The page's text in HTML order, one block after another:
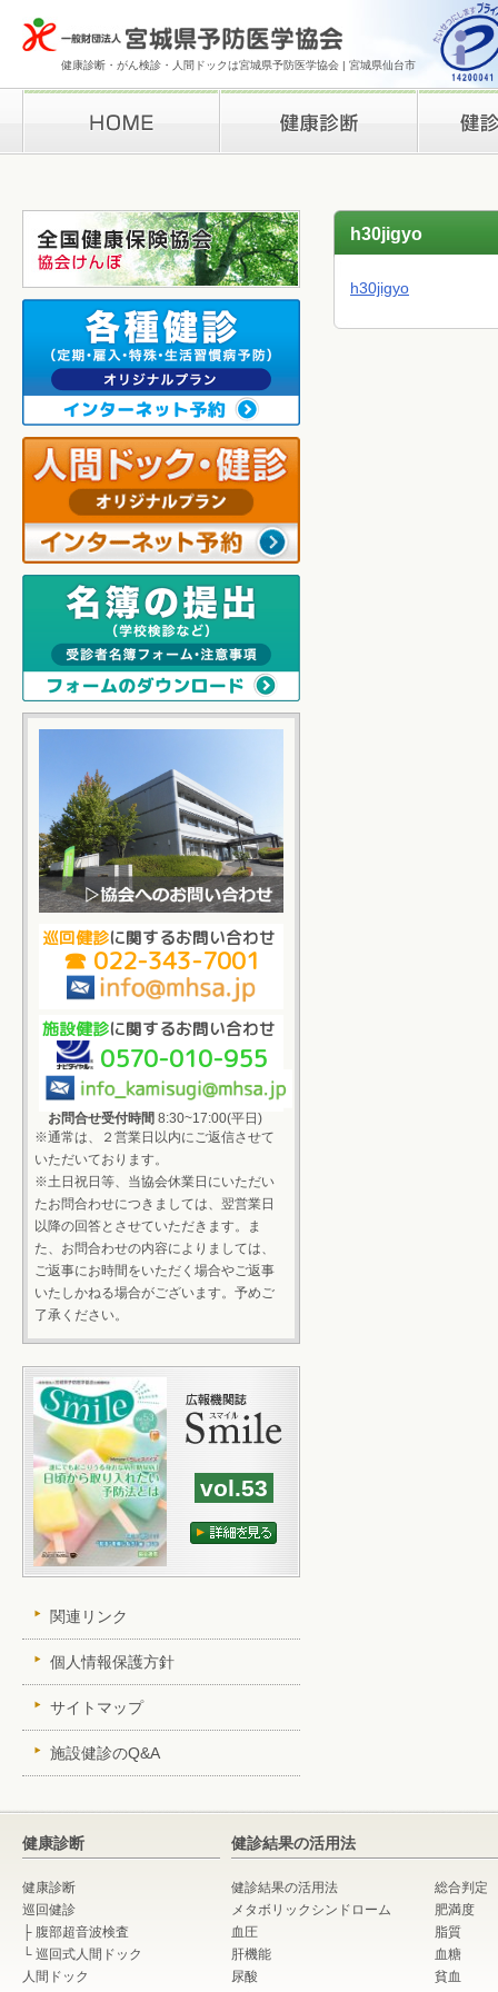
健康診断・がん検診・人間ドックは宮城県予防医学協会 | 宮城県仙台市
h30jigyo
h30jigyo
巡回健診に関するお問い合わせ
☎ 022-343-7001
施設健診に関するお問い合わせ
0570-010-955
お問合せ受付時間 8:30~17:00(平日)
※通常は、２営業日以内にご返信させて
いただいております。
※土日祝日等、当協会休業日にいただい
たお問合わせにつきましては、翌営業日
以降の回答とさせていただきます。ま
た、お問合わせの内容によりましては、
ご返事にお時間をいただく場合やご返事
いたしかねる場合がございます。予めご
了承ください。
vol.53
関連リンク
個人情報保護方針
サイトマップ
施設健診のQ&A
健康診断
健康診断
巡回健診
├ 腹部超音波検査
└ 巡回式人間ドック
人間ドック
健診結果の活用法
健診結果の活用法
総合判定
メタボリックシンドローム
肥満度
血圧
脂質
肝機能
血糖
尿酸
貧血